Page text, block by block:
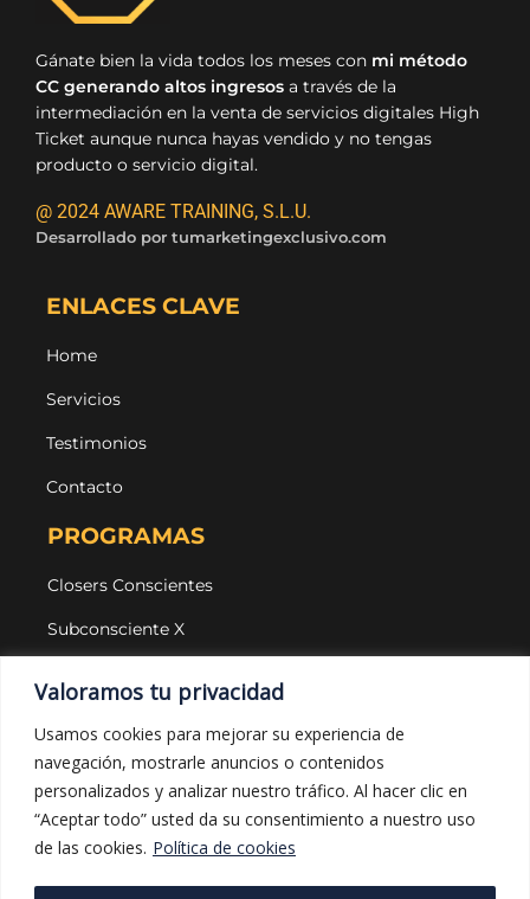
Valoramos tu privacidad
Usamos cookies para mejorar su experiencia de
navegación, mostrarle anuncios o contenidos
personalizados y analizar nuestro tráfico. Al hacer clic en
“Aceptar todo” usted da su consentimiento a nuestro uso
de las cookies. Política de cookies
Gánate bien la vida todos los meses con mi método
CC generando altos ingresos a través de la
intermediación en la venta de servicios digitales High
Ticket aunque nunca hayas vendido y no tengas
producto o servicio digital.
@ 2024 AWARE TRAINING, S.L.U.
Desarrollado por tumarketingexclusivo.com
ENLACES CLAVE
Home
Servicios
Testimonios
Contacto
PROGRAMAS
Closers Conscientes
Subconsciente X
LEGAL Y PROTECCIÓN
Aviso legal
Política de privacidad
Política de cookies